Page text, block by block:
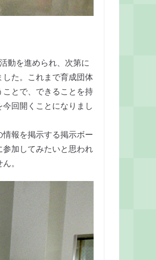
動を進められ、次第に
した。これまで育成団体
とで、できることを持
回開くことになりまし
報を掲示する掲示ボー
加してみたいと思われ
。